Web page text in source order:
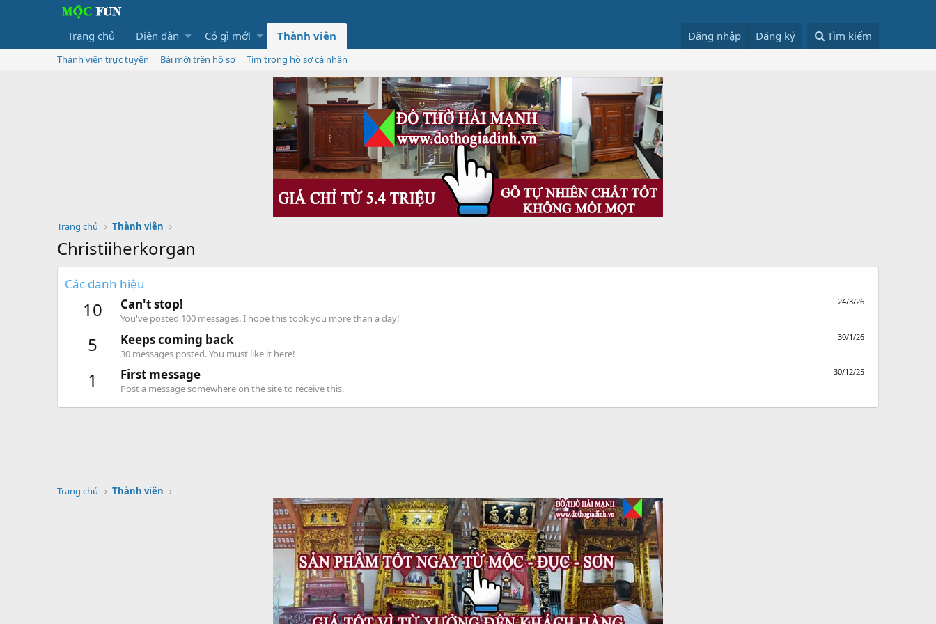
Trang chủ Diễn đàn Có gì mới Thành viên Đăng nhập Đăng ký Tìm kiếm
Thành viên trực tuyến Bài mới trên hồ sơ Tìm trong hồ sơ cá nhân
Trang chủ Thành viên
Christiiherkorgan
Các danh hiệu
10 24/3/26
Can't stop!
You've posted 100 messages. I hope this took you more than a day!
5 30/1/26
Keeps coming back
30 messages posted. You must like it here!
1 30/12/25
First message
Post a message somewhere on the site to receive this.
Trang chủ Thành viên